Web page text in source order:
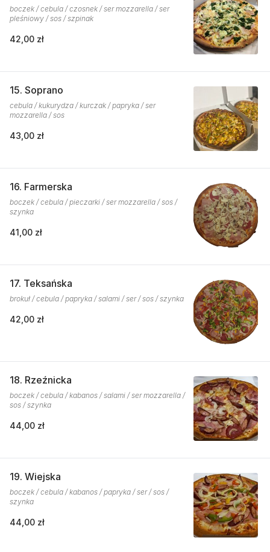
boczek / cebula / czosnek / ser mozzarella / ser
pleśniowy / sos / szpinak
42,00 zł
15. Soprano
cebula / kukurydza / kurczak / papryka / ser
mozzarella / sos
43,00 zł
16. Farmerska
boczek / cebula / pieczarki / ser mozzarella / sos /
szynka
41,00 zł
17. Teksańska
brokuł / cebula / papryka / salami / ser / sos / szynka
42,00 zł
18. Rzeźnicka
boczek / cebula / kabanos / salami / ser mozzarella /
sos / szynka
44,00 zł
19. Wiejska
boczek / cebula / kabanos / papryka / ser / sos /
szynka
44,00 zł